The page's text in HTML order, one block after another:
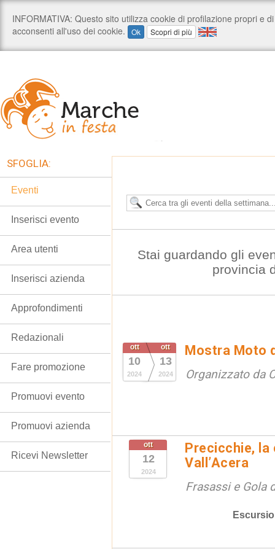
Stai guardando gli
provincia
ott
10
2024
ott
13
2024
Mostra Moto
Organizzato da
ott
12
2024
Precicchie, la
Vall’Acera
Frasassi e Gola
SFOGLIA:
Eventi
Inserisci evento
Area utenti
Inserisci azienda
Approfondimenti
Redazionali
Fare promozione
Promuovi evento
Promuovi azienda
Ricevi Newsletter